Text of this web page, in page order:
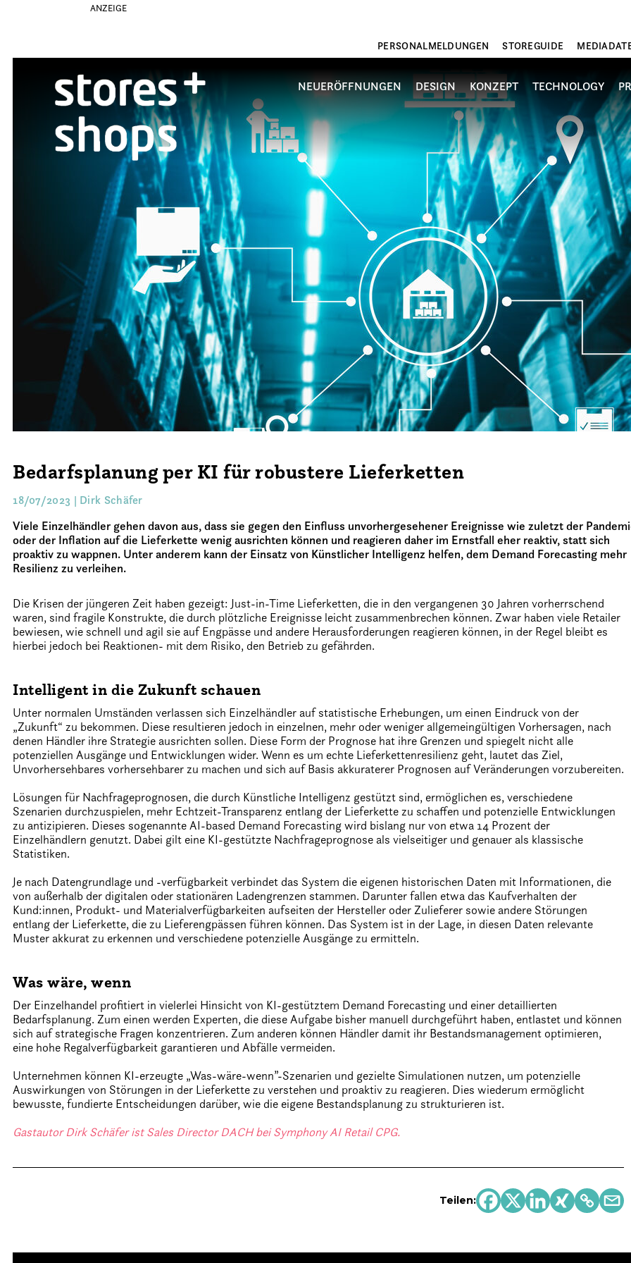
ANZEIGE
PERSONALMELDUNGEN STOREGUIDE
NEUERÖFFNUNGEN DESIGN KONZEPT TECHNOLOGY
Bedarfsplanung per KI für robustere Lieferketten
18/07/2023 | Dirk Schäfer
Viele Einzelhändler gehen davon aus, dass sie gegen den Einfluss unvorhergesehener Ereignisse wie zuletzt der
oder der Inflation auf die Lieferkette wenig ausrichten können und reagieren daher im Ernstfall eher reaktiv, statt sich
proaktiv zu wappnen. Unter anderem kann der Einsatz von Künstlicher Intelligenz helfen, dem Demand Forecasting mehr
Resilienz zu verleihen.
Die Krisen der jüngeren Zeit haben gezeigt: Just-in-Time Lieferketten, die in den vergangenen 30 Jahren vorherrschend
waren, sind fragile Konstrukte, die durch plötzliche Ereignisse leicht zusammenbrechen können. Zwar haben viele Retailer
bewiesen, wie schnell und agil sie auf Engpässe und andere Herausforderungen reagieren können, in der Regel bleibt es
hierbei jedoch bei Reaktionen- mit dem Risiko, den Betrieb zu gefährden.
Intelligent in die Zukunft schauen
Unter normalen Umständen verlassen sich Einzelhändler auf statistische Erhebungen, um einen Eindruck von der
„Zukunft“ zu bekommen. Diese resultieren jedoch in einzelnen, mehr oder weniger allgemeingültigen Vorhersagen, nach
denen Händler ihre Strategie ausrichten sollen. Diese Form der Prognose hat ihre Grenzen und spiegelt nicht alle
potenziellen Ausgänge und Entwicklungen wider. Wenn es um echte Lieferkettenresilienz geht, lautet das Ziel,
Unvorhersehbares vorhersehbarer zu machen und sich auf Basis akkuraterer Prognosen auf Veränderungen vorzubereiten.
Lösungen für Nachfrageprognosen, die durch Künstliche Intelligenz gestützt sind, ermöglichen es, verschiedene
Szenarien durchzuspielen, mehr Echtzeit-Transparenz entlang der Lieferkette zu schaffen und potenzielle Entwicklungen
zu antizipieren. Dieses sogenannte AI-based Demand Forecasting wird bislang nur von etwa 14 Prozent der
Einzelhändlern genutzt. Dabei gilt eine KI-gestützte Nachfrageprognose als vielseitiger und genauer als klassische
Statistiken.
Je nach Datengrundlage und -verfügbarkeit verbindet das System die eigenen historischen Daten mit Informationen, die
von außerhalb der digitalen oder stationären Ladengrenzen stammen. Darunter fallen etwa das Kaufverhalten der
Kund:innen, Produkt- und Materialverfügbarkeiten aufseiten der Hersteller oder Zulieferer sowie andere Störungen
entlang der Lieferkette, die zu Lieferengpässen führen können. Das System ist in der Lage, in diesen Daten relevante
Muster akkurat zu erkennen und verschiedene potenzielle Ausgänge zu ermitteln.
Was wäre, wenn
Der Einzelhandel profitiert in vielerlei Hinsicht von KI-gestütztem Demand Forecasting und einer detaillierten
Bedarfsplanung. Zum einen werden Experten, die diese Aufgabe bisher manuell durchgeführt haben, entlastet und können
sich auf strategische Fragen konzentrieren. Zum anderen können Händler damit ihr Bestandsmanagement optimieren,
eine hohe Regalverfügbarkeit garantieren und Abfälle vermeiden.
Unternehmen können KI-erzeugte „Was-wäre-wenn”-Szenarien und gezielte Simulationen nutzen, um potenzielle
Auswirkungen von Störungen in der Lieferkette zu verstehen und proaktiv zu reagieren. Dies wiederum ermöglicht
bewusste, fundierte Entscheidungen darüber, wie die eigene Bestandsplanung zu strukturieren ist.
Gastautor Dirk Schäfer ist Sales Director DACH bei Symphony AI Retail CPG.
Teilen: